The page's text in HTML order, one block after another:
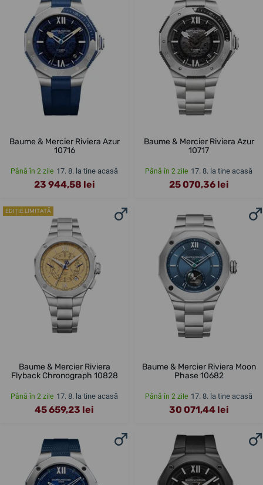
Baume & Mercier Riviera Azur
10716
Până în 2 zile 17. 8. la tine acasă
23 944,58 lei
Baume & Mercier Riviera Azur
10717
Până în 2 zile 17. 8. la tine acasă
25 070,36 lei
EDIȚIE LIMITATĂ
Baume & Mercier Riviera
Flyback Chronograph 10828
Până în 2 zile 17. 8. la tine acasă
45 659,23 lei
Baume & Mercier Riviera Moon
Phase 10682
Până în 2 zile 17. 8. la tine acasă
30 071,44 lei